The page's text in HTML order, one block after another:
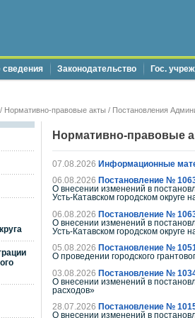
Законодательство Гос.
/ Нормативно-правовые акты / Постановления
Нормативно-правовые
07.08.2026 Информационные
06.08.2026 Постановление №
О внесении изменений в
Усть-Катавском городском округе
06.08.2026 Постановление №
О внесении изменений в
Усть-Катавском городском округе
05.08.2026 Постановление №
О проведении городского
03.08.2026 Постановление №
О внесении изменений в
расходов»
28.07.2026 Постановление №
О внесении изменений в